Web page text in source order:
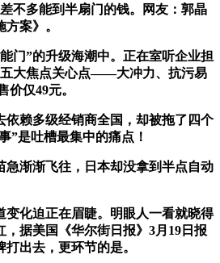
不多能到半扇门的钱。网友：郭晶
案》。
”的升级海潮中。正在室听企业担
五大焦点关心点——大冲力、抗污易
仅49元。
赖多级经销商全国，却被拖了四个
”是吐槽最集中的痛点！
渐渐飞往，日本却没拿到半点自动
化迫正在眉睫。明眼人一看就晓得
据美国《华尔街日报》3月19日报
出去，更环节的是。